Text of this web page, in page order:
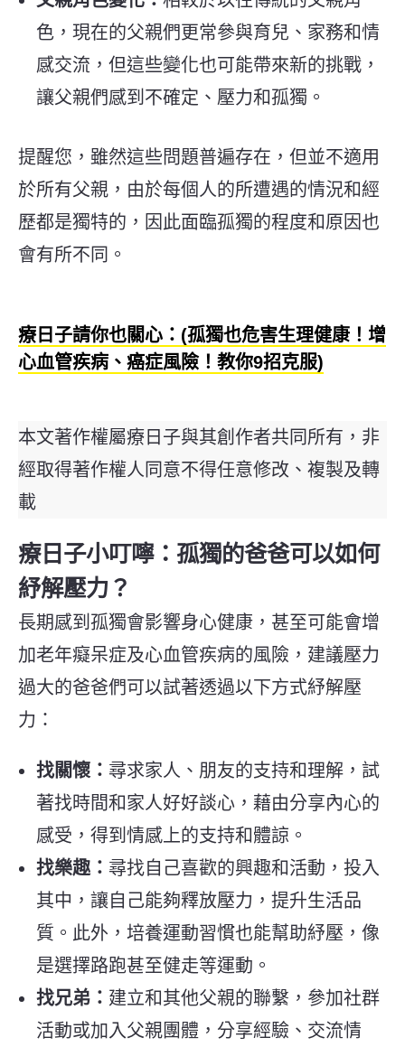
色，現在的父親們更常參與育兒、家務和情
感交流，但這些變化也可能帶來新的挑戰，
讓父親們感到不確定、壓力和孤獨。
提醒您，雖然這些問題普遍存在，但並不適用
於所有父親，由於每個人的所遭遇的情況和經
歷都是獨特的，因此面臨孤獨的程度和原因也
會有所不同。
療日子請你也關心：(孤獨也危害生理健康！增
心血管疾病、癌症風險！教你9招克服)
本文著作權屬療日子與其創作者共同所有，非
經取得著作權人同意不得任意修改、複製及轉
載
療日子小叮嚀：孤獨的爸爸可以如何
紓解壓力？
長期感到孤獨會影響身心健康，甚至可能會增
加老年癡呆症及心血管疾病的風險，建議壓力
過大的爸爸們可以試著透過以下方式紓解壓
力：
找關懷： 尋求家人、朋友的支持和理解，試
著找時間和家人好好談心，藉由分享內心的
感受，得到情感上的支持和體諒。
找樂趣： 尋找自己喜歡的興趣和活動，投入
其中，讓自己能夠釋放壓力，提升生活品
質。此外，培養運動習慣也能幫助紓壓，像
是選擇路跑甚至健走等運動。
找兄弟： 建立和其他父親的聯繫，參加社群
活動或加入父親團體，分享經驗、交流情